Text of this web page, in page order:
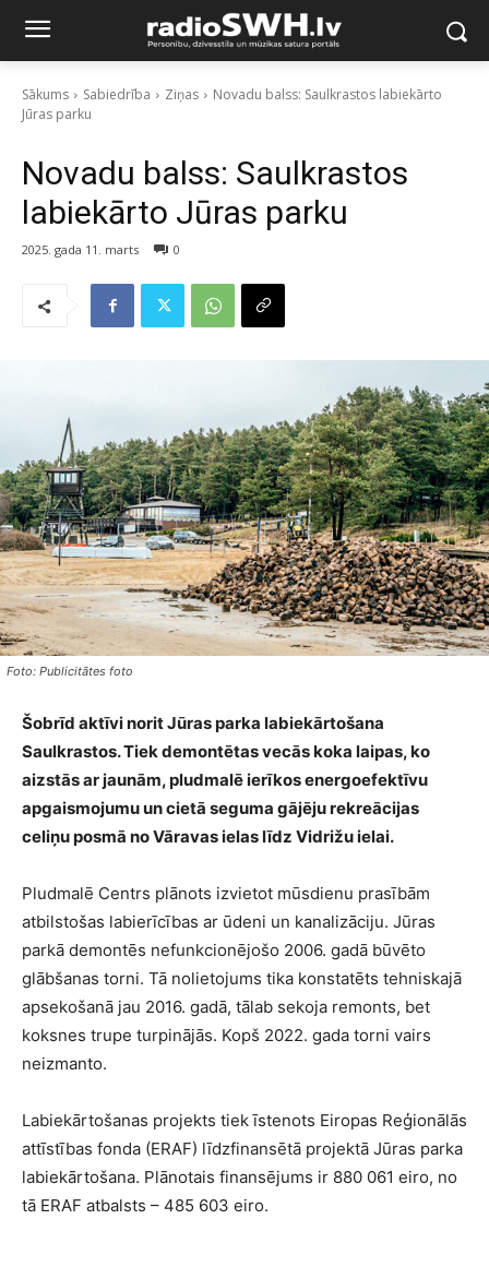
Sākums Sabiedrība Ziņas
Novadu balss: Saulkrastos labiekārto
Jūras parku
Novadu balss: Saulkrastos
labiekārto Jūras parku
2025. gada 11. marts 0
Foto: Publicitātes foto
Šobrīd aktīvi norit Jūras parka labiekārtošana
Saulkrastos. Tiek demontētas vecās koka laipas, ko
aizstās ar jaunām, pludmalē ierīkos energoefektīvu
apgaismojumu un cietā seguma gājēju rekreācijas
celiņu posmā no Vāravas ielas līdz Vidrižu ielai.
Pludmalē Centrs plānots izvietot mūsdienu prasībām
atbilstošas labierīcības ar ūdeni un kanalizāciju. Jūras
parkā demontēs nefunkcionējošo 2006. gadā būvēto
glābšanas torni. Tā nolietojums tika konstatēts tehniskajā
apsekošanā jau 2016. gadā, tālab sekoja remonts, bet
koksnes trupe turpinājās. Kopš 2022. gada torni vairs
neizmanto.
Labiekārtošanas projekts tiek īstenots Eiropas Reģionālās
attīstības fonda (ERAF) līdzfinansētā projektā Jūras parka
labiekārtošana. Plānotais finansējums ir 880 061 eiro, no
tā ERAF atbalsts – 485 603 eiro.